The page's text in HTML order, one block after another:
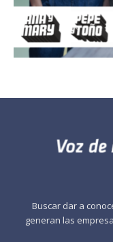
Buscar dar a
generan las